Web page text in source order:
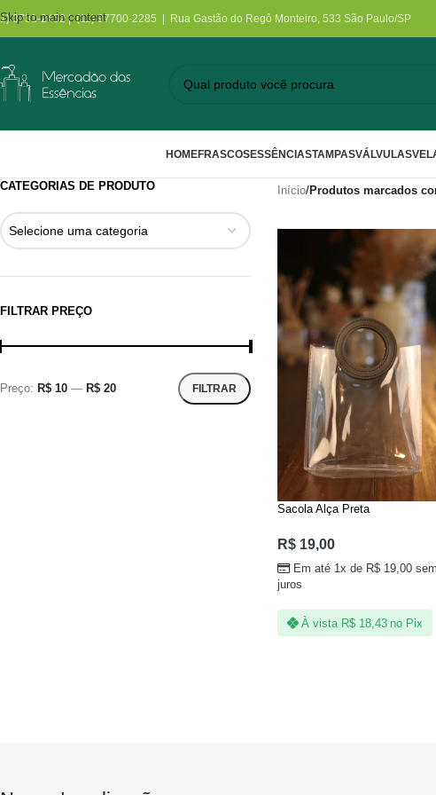
Skip to main content
3731-2452 | (11) 97700-2285 | Rua Gastão do Regô Monteiro, 533 São Paulo/SP
HOMEFRASCOSESSÊNCIASTAMPASVÁLVULAS
CATEGORIAS DE PRODUTO
Selecione uma categoria
FILTRAR PREÇO
FILTRAR
Preço: R$ 10 — R$ 20
Início/Produtos marcados
Sacola Alça Preta
R$19,00
Em até 1x de R$ 19,00 sem
juros
À vista R$18,43 no Pix